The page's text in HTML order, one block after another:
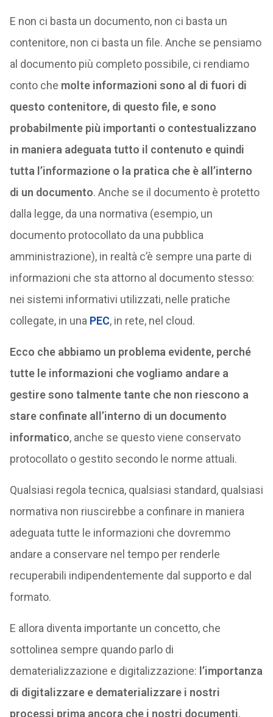
E non ci basta un documento, non ci basta un
contenitore, non ci basta un file. Anche se pensiamo
al documento più completo possibile, ci rendiamo
conto che molte informazioni sono al di fuori di
questo contenitore, di questo file, e sono
probabilmente più importanti o contestualizzano
in maniera adeguata tutto il contenuto e quindi
tutta l’informazione o la pratica che è all’interno
di un documento. Anche se il documento è protetto
dalla legge, da una normativa (esempio, un
documento protocollato da una pubblica
amministrazione), in realtà c’è sempre una parte di
informazioni che sta attorno al documento stesso:
nei sistemi informativi utilizzati, nelle pratiche
collegate, in una PEC, in rete, nel cloud.
Ecco che abbiamo un problema evidente, perché
tutte le informazioni che vogliamo andare a
gestire sono talmente tante che non riescono a
stare confinate all’interno di un documento
informatico, anche se questo viene conservato
protocollato o gestito secondo le norme attuali.
Qualsiasi regola tecnica, qualsiasi standard, qualsiasi
normativa non riuscirebbe a confinare in maniera
adeguata tutte le informazioni che dovremmo
andare a conservare nel tempo per renderle
recuperabili indipendentemente dal supporto e dal
formato.
E allora diventa importante un concetto, che
sottolinea sempre quando parlo di
dematerializzazione e digitalizzazione: l’importanza
di digitalizzare e dematerializzare i nostri
processi prima ancora che i nostri documenti,